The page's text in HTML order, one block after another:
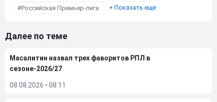
Российская Премьер-лига
+ Показать ещё
Далее по теме
Масалитин назвал трех фаворитов РПЛ в
сезоне-2026/27
08.08.2026 • 08:11